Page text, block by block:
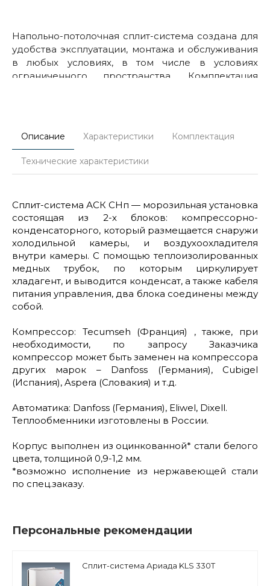
Напольно-потолочная сплит-система создана для
удобства эксплуатации, монтажа и обслуживания
в любых условиях, в том числе в условиях
ограниченного пространства. Комплектация
Описание Характеристики Комплектация
Технические характеристики
Cплит-система АСК СНп — морозильная установка
состоящая из 2-х блоков: компрессорно-
конденсаторного, который размещается снаружи
холодильной камеры, и воздухоохладителя
внутри камеры. С помощью теплоизолированных
медных трубок, по которым циркулирует
хладагент, и выводится конденсат, а также кабеля
питания управления, два блока соединены между
собой.
Компрессор: Tecumseh (Франция) , также, при
необходимости, по запросу Заказчика
компрессор может быть заменен на компрессора
других марок – Danfoss (Германия), Cubigel
(Испания), Aspera (Словакия) и т.д.
Автоматика: Danfoss (Германия), Eliwel, Dixell.
Теплообменники изготовлены в России.
Корпус выполнен из оцинкованной* стали белого
цвета, толщиной 0,9-1,2 мм.
*возможно исполнение из нержавеющей стали
по спец.заказу.
Персональные рекомендации
Сплит-система Ариада KLS 330T